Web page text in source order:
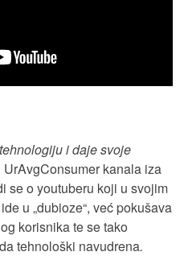
i daje svoje
UrAvgConsumer kanala iza
se o youtuberu koji u svojim
u „dubioze“, već pokušava
korisnika te se tako
tehnološki navudrena.